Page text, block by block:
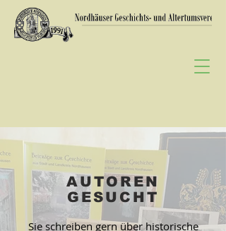
AUTOREN
GESUCHT
Sie schreiben gern über historische